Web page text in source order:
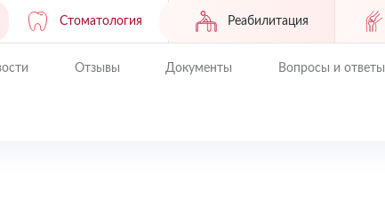
Стоматология Реабилитация
Отзывы Документы Вопросы и ответы